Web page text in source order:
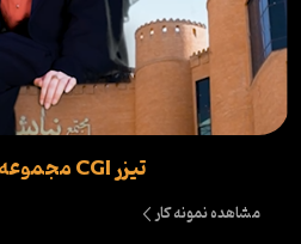
تیزر CGI مجموعه نیایش مال
مشاهده نمونه کار